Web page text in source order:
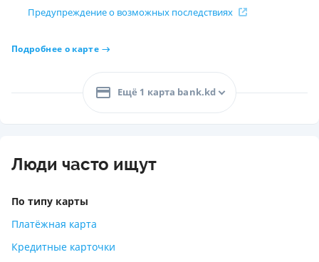
Предупреждение о возможных последствиях
Подробнее о карте
Ещё 1 карта bank.kd
Люди часто ищут
По типу карты
Платёжная карта
Кредитные карточки